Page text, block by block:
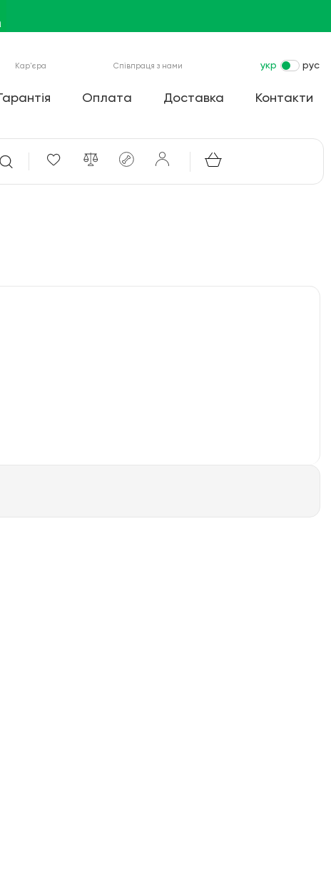
Кар'єра Співпраця з нами укр рус
Оплата Доставка Контакти